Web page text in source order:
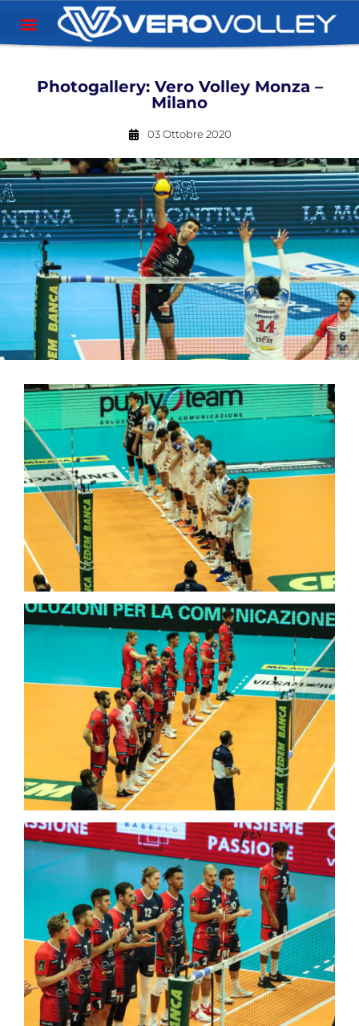
Photogallery: Vero Volley Monza –
Milano
03 Ottobre 2020